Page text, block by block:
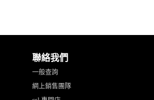
聯絡我們
一般查詢
網上銷售團隊